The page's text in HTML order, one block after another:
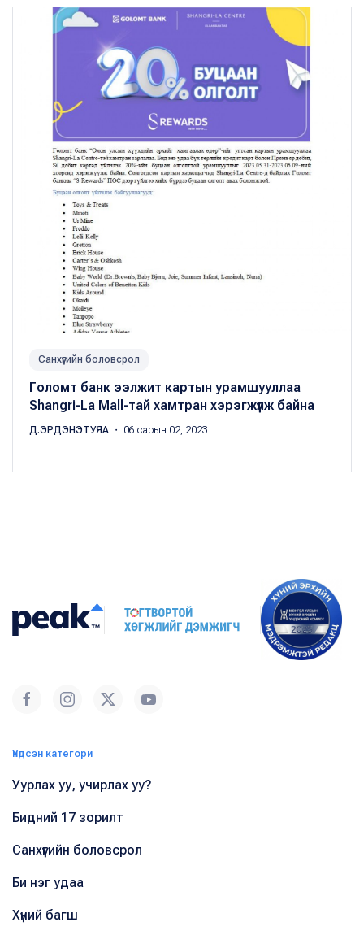
Санхүүгийн боловсрол
Голомт банк ээлжит картын урамшууллаа
Shangri-La Mall-тай хамтран хэрэгжүүлж байна
Д.ЭРДЭНЭТУЯА ・ 06 сарын 02, 2023
Үндсэн категори
Уурлах уу, учирлах уу?
Бидний 17 зорилт
Санхүүгийн боловсрол
Би нэг удаа
Хүний багш